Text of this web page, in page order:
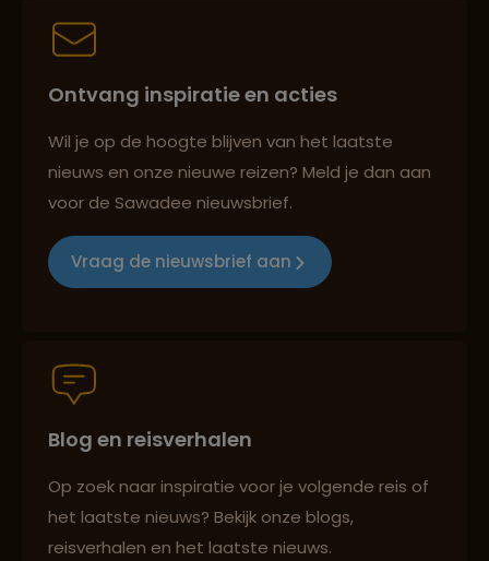
Persoonlijk en deskundig reisadvies
Reizen met oog voor mens, cultuur en milieu
Persoonlijk en deskundig reisadvies
Best beoordeelde reisroutes
Ontvang inspiratie en acties
Wil je op de hoogte blijven van het laatste
nieuws en onze nieuwe reizen? Meld je dan aan
voor de Sawadee nieuwsbrief.
Vraag de nieuwsbrief aan
Blog en reisverhalen
Op zoek naar inspiratie voor je volgende reis of
het laatste nieuws? Bekijk onze blogs,
reisverhalen en het laatste nieuws.